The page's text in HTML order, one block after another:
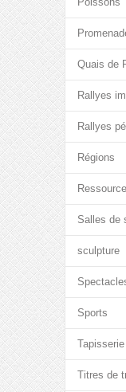
Quais de
Rallyes
Rallyes
Régions
Salles de
sculpture
Sports
Tapisserie
Titres de